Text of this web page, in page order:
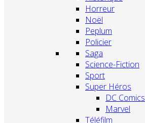
Horreur
Noël
Peplum
Policier
Saga
Science-Fiction
Sport
Super Héros
DC Comics
Marvel
Téléfilm